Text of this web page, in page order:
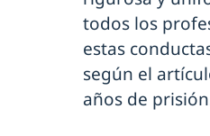
todos los
estas
según el
años de